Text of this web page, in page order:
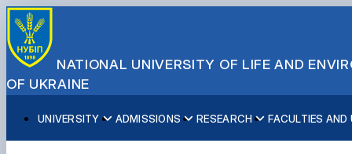
NATIONAL UNIVERSITY OF LIFE AND
OF UKRAINE
UNIVERSITY
About NUBiP
ADMISSIONS
Academic Programs
RESEARCH
Research Excellence
FACULTIES AND
Educational and Research Institutes
Partnerships
Faculties and Units